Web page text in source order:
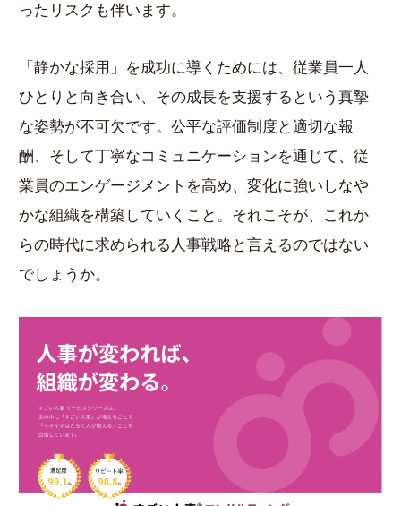
ったリスクも伴います。
「静かな採用」を成功に導くためには、従業員一人
ひとりと向き合い、その成長を支援するという真摯
な姿勢が不可欠です。公平な評価制度と適切な報
酬、そして丁寧なコミュニケーションを通じて、従
業員のエンゲージメントを高め、変化に強いしなや
かな組織を構築していくこと。それこそが、これか
らの時代に求められる人事戦略と言えるのではない
でしょうか。